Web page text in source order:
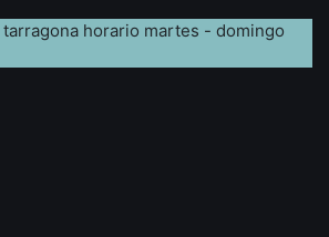
horario martes - domingo